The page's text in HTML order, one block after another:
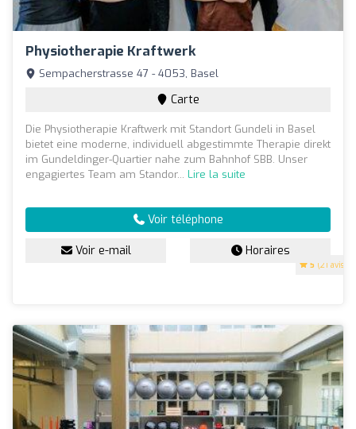
Physiotherapie Kraftwerk
5 (21 avis)
Sempacherstrasse 47 - 4053, Basel
Carte
Die Physiotherapie Kraftwerk mit Standort Gundeli in Basel
bietet eine moderne, individuell abgestimmte Therapie direkt
im Gundeldinger-Quartier nahe zum Bahnhof SBB. Unser
engagiertes Team am Standor... Lire la suite
Voir téléphone
Voir e-mail Horaires